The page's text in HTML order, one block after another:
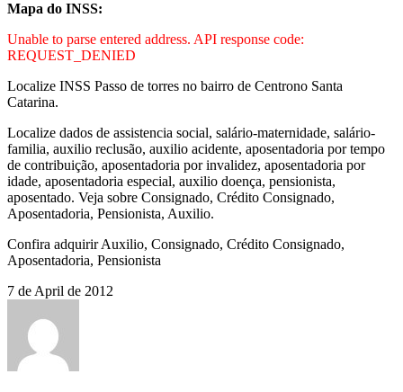
Mapa do INSS:
Unable to parse entered address. API response code:
REQUEST_DENIED
Localize INSS Passo de torres no bairro de Centrono Santa
Catarina.
Localize dados de assistencia social, salário-maternidade, salário-
familia, auxilio reclusão, auxilio acidente, aposentadoria por tempo
de contribuição, aposentadoria por invalidez, aposentadoria por
idade, aposentadoria especial, auxilio doença, pensionista,
aposentado. Veja sobre Consignado, Crédito Consignado,
Aposentadoria, Pensionista, Auxilio.
Confira adquirir Auxilio, Consignado, Crédito Consignado,
Aposentadoria, Pensionista
7 de April de 2012